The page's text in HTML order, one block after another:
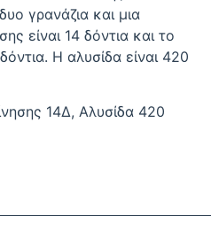
γρανάζια και μια
είναι 14 δόντια και το
Η αλυσίδα είναι 420
14Δ, Αλυσίδα 420